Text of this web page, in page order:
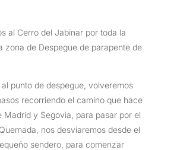
al Cerro del Jabinar por toda la
zona de Despegue de parapente de
punto de despegue, volveremos
recorriendo el camino que hace
Madrid y Segovia, para pasar por el
nos desviaremos desde el
sendero, para comenzar